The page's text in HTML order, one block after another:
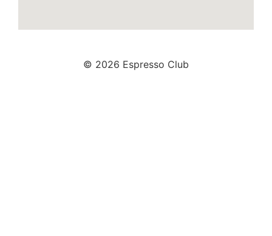
© 2026 Espresso Club